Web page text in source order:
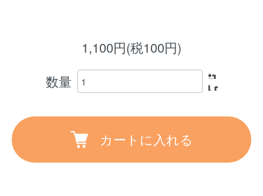
1,100円(税100円)
数量
カートに入れる